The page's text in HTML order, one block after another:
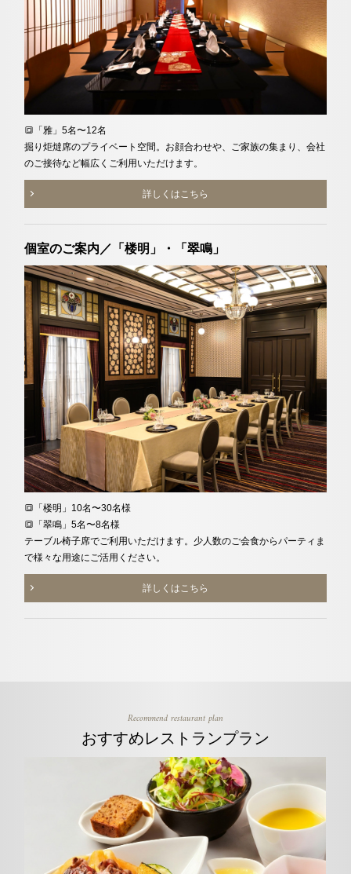
🔳「雅」5名〜12名
掘り炬燵席のプライベート空間。お顔合わせや、ご家族の集まり、会社
のご接待など幅広くご利用いただけます。
詳しくはこちら
個室のご案内／「楼明」・「翠鳴」
🔳「楼明」10名〜30名様
🔳「翠鳴」5名〜8名様
テーブル椅子席でご利用いただけます。少人数のご会食からパーティま
で様々な用途にご活用ください。
詳しくはこちら
Recommend restaurant plan
おすすめレストランプラン